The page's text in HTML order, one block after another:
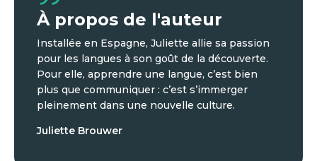
À propos de l'auteur
Installée en Espagne, Juliette allie sa passion
pour les langues à son goût de la découverte.
Pour elle, apprendre une langue, c’est bien
plus que communiquer : c’est s’immerger
pleinement dans une nouvelle culture.
Juliette Brouwer